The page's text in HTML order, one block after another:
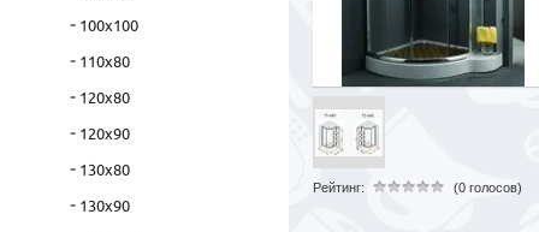
Рейтинг: (0 голосов)
100x100
110x80
120x80
120x90
130x80
130x90